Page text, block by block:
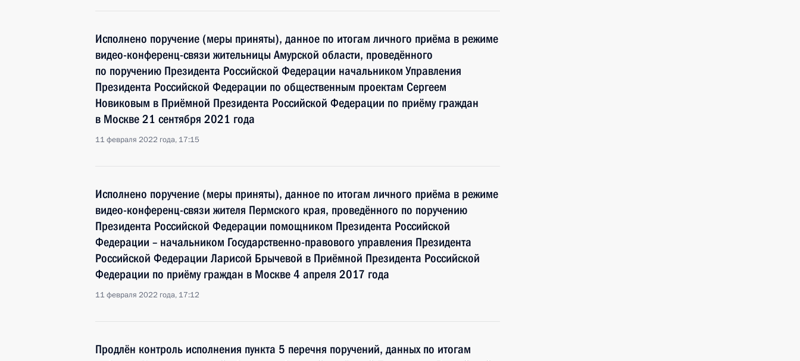
Исполнено поручение (меры приняты), данное по итогам личного приёма в режиме
видео-конференц-связи жительницы Амурской области, проведённого
по поручению Президента Российской Федерации начальником Управления
Президента Российской Федерации по общественным проектам Сергеем
Новиковым в Приёмной Президента Российской Федерации по приёму граждан
в Москве 21 сентября 2021 года
11 февраля 2022 года, 17:15
Исполнено поручение (меры приняты), данное по итогам личного приёма в режиме
видео-конференц-связи жителя Пермского края, проведённого по поручению
Президента Российской Федерации помощником Президента Российской
Федерации – начальником Государственно-правового управления Президента
Российской Федерации Ларисой Брычевой в Приёмной Президента Российской
Федерации по приёму граждан в Москве 4 апреля 2017 года
11 февраля 2022 года, 17:12
Продлён контроль исполнения пункта 5 перечня поручений, данных по итогам